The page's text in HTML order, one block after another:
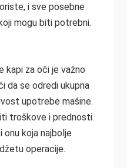
i sve posebne
mogu biti potrebni.
kapi za oči je važno
da se odredi ukupna
upotrebe mašine.
troškove i prednosti
onu koja najbolje
operacije.